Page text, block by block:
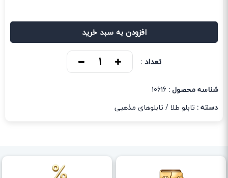
افزودن به سبد خرید
تعداد :
شناسه محصول :10616
دسته : تابلو طلا / تابلوهای مذهبی